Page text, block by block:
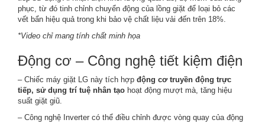
phục, từ đó tinh chỉnh chuyển động của lồng giặt để loại bỏ các
vết bẩn hiệu quả trong khi bảo vệ chất liệu vải đến trên 18%.
*Video chỉ mang tính chất minh họa
Động cơ – Công nghệ tiết kiệm điện
– Chiếc máy giặt LG này tích hợp động cơ truyền động trực
tiếp, sử dụng trí tuệ nhân tạo hoạt động mượt mà, tăng hiệu
suất giặt giũ.
– Công nghệ Inverter có thể điều chỉnh được vòng quay của động